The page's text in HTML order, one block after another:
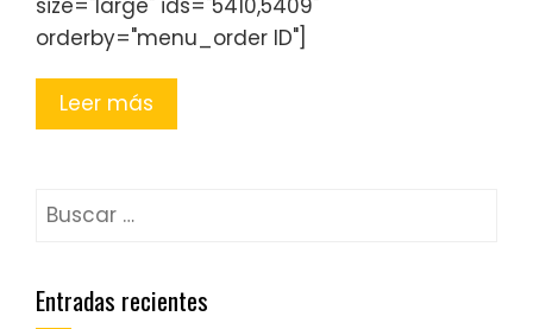
orderby="menu_order ID"]
Leer más
Entradas recientes